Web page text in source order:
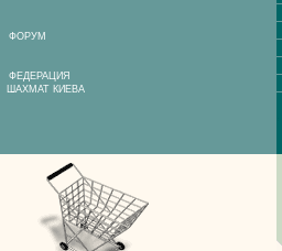
ФОРУМ
ФЕДЕРАЦИЯ
ШАХМАТ КИЕВА